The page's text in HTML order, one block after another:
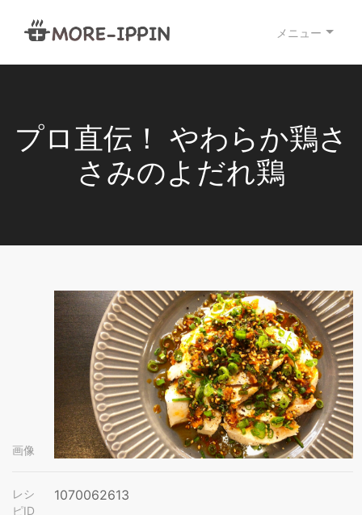
メニュー
プロ直伝！ やわらか鶏さ
さみのよだれ鶏
画像
レシ
ピID
1070062613